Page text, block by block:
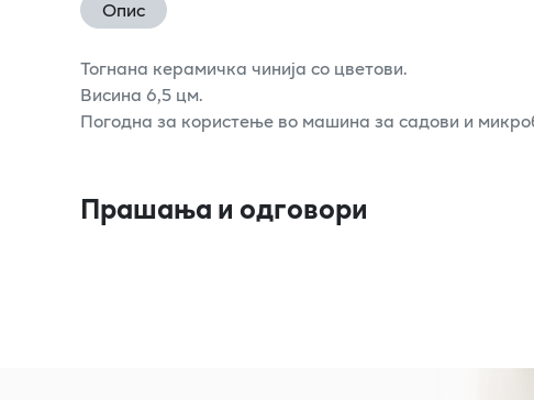
Опис
Тогнана керамичка чинија со цветови.
Висина 6,5 цм.
Погодна за користење во машина за садови и
Прашања и одговори